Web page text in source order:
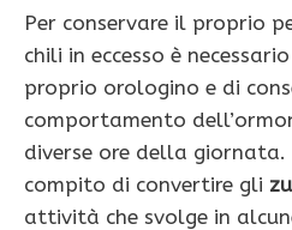
Per conservare il proprio
chili in eccesso è
proprio orologino e di
comportamento
diverse ore della giornata.
compito di convertire gli
attività che svolge in